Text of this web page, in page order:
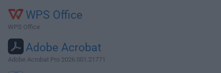
WPS Office
WPS Office
Adobe Acrobat
Adobe Acrobat Pro 2026.001.21771